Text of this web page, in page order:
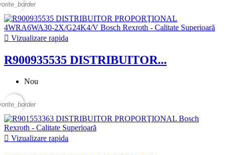
 Vizualizare rapida
R900935535 DISTRIBUITOR...
Nou
 Vizualizare rapida